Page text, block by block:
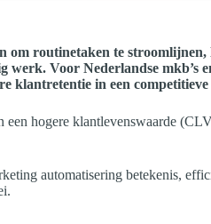
routinetaken te
Voor Nederlandse mkb’s
klantretentie in een
hogere klantlevenswaarde
automatisering betekenis,